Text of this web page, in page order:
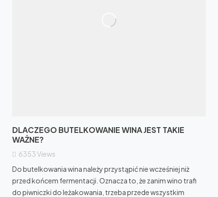
DLACZEGO BUTELKOWANIE WINA JEST TAKIE
WAŻNE?
6353Views
Do butelkowania wina należy przystąpić nie wcześniej niż
przed końcem fermentacji. Oznacza to, że zanim wino trafi
do piwniczki do leżakowania, trzeba przede wszystkim